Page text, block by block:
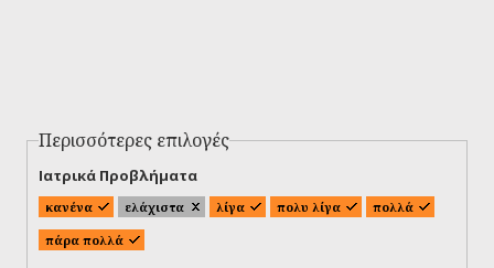
Περισσότερες επιλογές
Ιατρικά Προβλήματα
κανένα ελάχιστα λίγα πολυ λίγα
πολλά
πάρα πολλά